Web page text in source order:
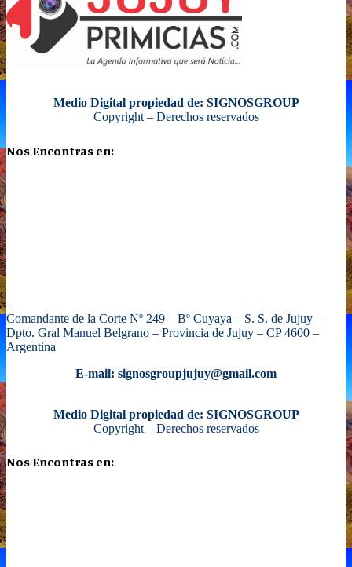
Medio Digital propiedad de: SIGNOSGROUP
Copyright – Derechos reservados
Nos Encontras en:
Comandante de la Corte Nº 249 – Bº Cuyaya – S. S. de Jujuy –
Dpto. Gral Manuel Belgrano – Provincia de Jujuy – CP 4600 –
Argentina
E-mail: signosgroupjujuy@gmail.com
Medio Digital propiedad de: SIGNOSGROUP
Copyright – Derechos reservados
Nos Encontras en: